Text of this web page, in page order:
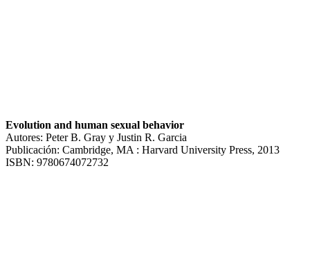
Evolution and human sexual behavior
Autores: Peter B. Gray y Justin R. Garcia
Publicación: Cambridge, MA : Harvard University Press, 2013
ISBN: 9780674072732